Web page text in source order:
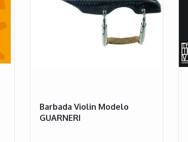
Barbada Violin Modelo
GUARNERI